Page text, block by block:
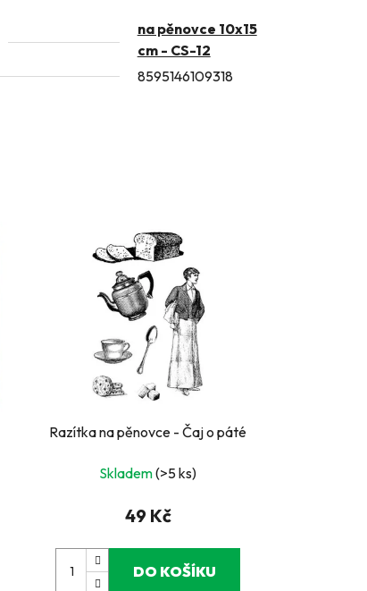
na pěnovce 10x15
cm - CS-12
8595146109318
Razítka na pěnovce - Čaj o páté
Skladem(>5 ks)
49 Kč
DO KOŠÍKU